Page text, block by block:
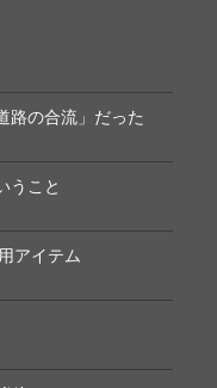
路の合流」だった
うこと
アイテム